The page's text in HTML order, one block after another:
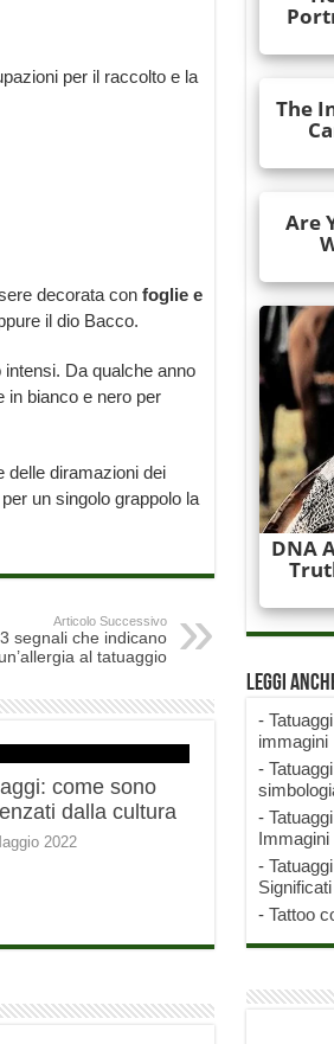
per il raccolto e la
decorata con foglie e
il dio Bacco.
Da qualche anno
in bianco e nero per
delle diramazioni dei
un singolo grappolo la
Articolo Successivo
3 segnali che indicano
un’allergia al tatuaggio
come sono
dalla cultura
2022
Leggi
-
immagini
-
-
Immagini
-
- Tattoo